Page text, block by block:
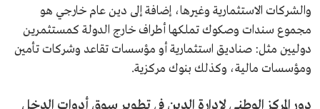
والشركات الاستثمارية وغيرها، إضافة إلى دين عام خارجي هو
مجموع سندات وصكوك تملكها أطراف خارج الدولة كمستثمرين
دوليين مثل: صناديق استثمارية أو مؤسسات تقاعد وشركات تأمين
ومؤسسات مالية، وكذلك بنوك مركزية.
دور المركز الوطني لإدارة الدين في تطوير سوق أدوات الدخل